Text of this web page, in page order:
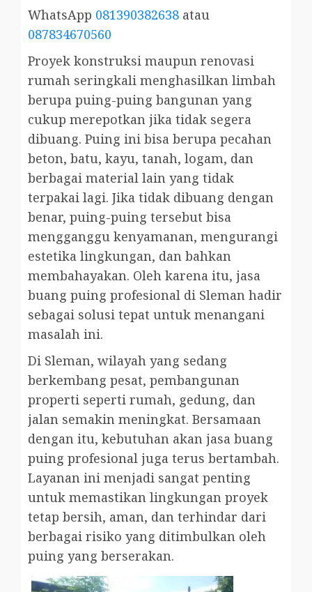
WhatsApp 081390382638 atau
087834670560
Proyek konstruksi maupun renovasi
rumah seringkali menghasilkan limbah
berupa puing-puing bangunan yang
cukup merepotkan jika tidak segera
dibuang. Puing ini bisa berupa pecahan
beton, batu, kayu, tanah, logam, dan
berbagai material lain yang tidak
terpakai lagi. Jika tidak dibuang dengan
benar, puing-puing tersebut bisa
mengganggu kenyamanan, mengurangi
estetika lingkungan, dan bahkan
membahayakan. Oleh karena itu, jasa
buang puing profesional di Sleman hadir
sebagai solusi tepat untuk menangani
masalah ini.
Di Sleman, wilayah yang sedang
berkembang pesat, pembangunan
properti seperti rumah, gedung, dan
jalan semakin meningkat. Bersamaan
dengan itu, kebutuhan akan jasa buang
puing profesional juga terus bertambah.
Layanan ini menjadi sangat penting
untuk memastikan lingkungan proyek
tetap bersih, aman, dan terhindar dari
berbagai risiko yang ditimbulkan oleh
puing yang berserakan.